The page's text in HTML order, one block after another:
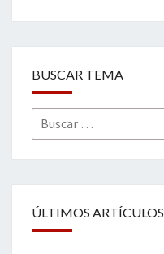
BUSCAR TEMA
Buscar
por:
ÚLTIMOS ARTÍCULOS